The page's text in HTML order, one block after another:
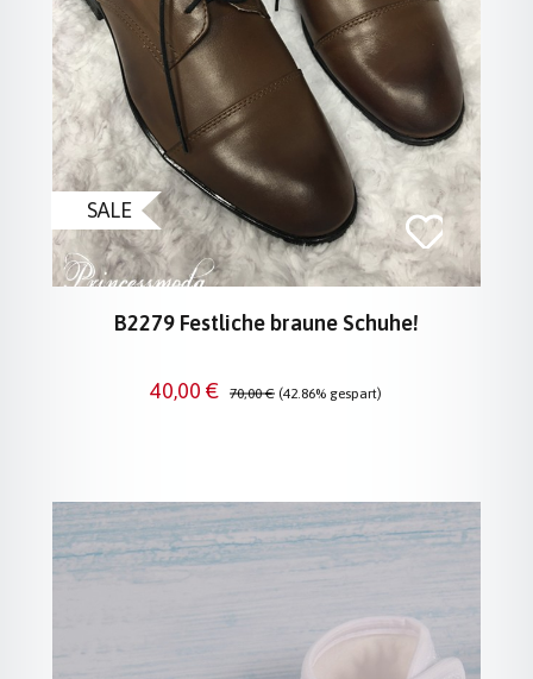
SALE
B2279 Festliche braune Schuhe!
Verkaufspreis:
40,00 € Regulärer Preis:
70,00 € (42.86% gespart)